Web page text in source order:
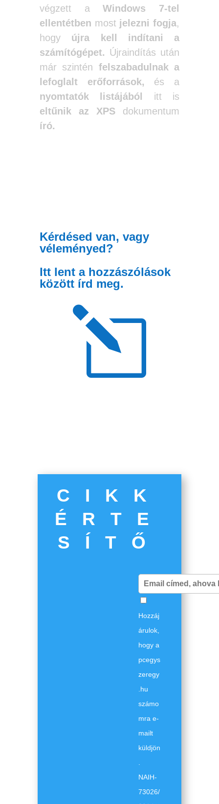
végzett aWindows 7-tel
ellentétben most jelezni fogja,
hogy újra kell indítani a
számítógépet. Újraindítás után
már szintén felszabadulnak a
lefoglalt erőforrások, és a
nyomtatók listájából
itt is
eltűnik
az XPS dokumentum
író.
Kérdésed van, vagy
véleményed?
Itt lent a hozzászólások
között írd meg.
l
CIKK
ÉRTE
SÍTŐ
Hozzáj
árulok,
hogy a
pcegys
zeregy
.hu
számo
mra e-
mailt
küldjön
NAIH-
73026/